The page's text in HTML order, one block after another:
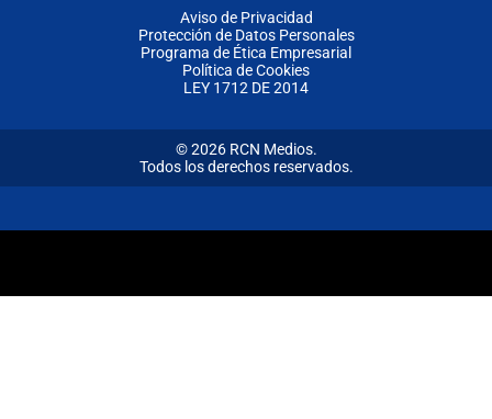
Aviso de Privacidad
Protección de Datos Personales
Programa de Ética Empresarial
Política de Cookies
LEY 1712 DE 2014
© 2026 RCN Medios.
Todos los derechos reservados.